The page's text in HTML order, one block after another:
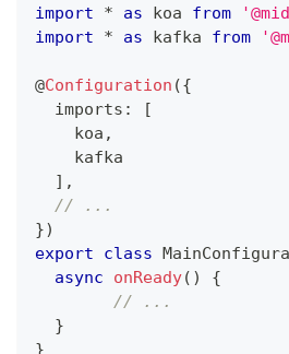
import
* as koa from
import
* as kafka from
@Configuration ({
  imports
:
[
    koa
,
    kafka
] ,
// ...
})
export
class
async
onReady( )
{
// ...
}
}